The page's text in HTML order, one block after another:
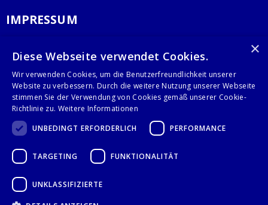
IMPRESSUM
AGB
KONTAKT
Stalgast GmbH
28359 Bremen
+49 421 408844-0
×
Diese Webseite verwendet Cookies.
Wir verwenden Cookies, um die Benutzerfreundlichkeit unserer
Website zu verbessern. Durch die weitere Nutzung unserer Webseite
stimmen Sie der Verwendung von Cookies gemäß unserer Cookie-
Richtlinie zu. Weitere Informationen
UNBEDINGT ERFORDERLICH
PERFORMANCE
TARGETING FUNKTIONALITÄT
UNKLASSIFIZIERTE